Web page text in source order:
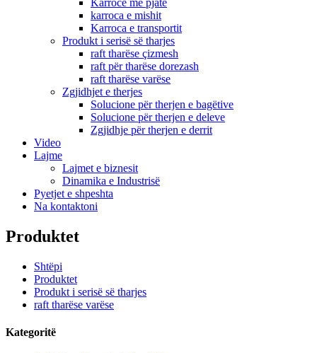
Karrocë me pjatë
karroca e mishit
Karroca e transportit
Produkt i serisë së tharjes
raft tharëse çizmesh
raft për tharëse dorezash
raft tharëse varëse
Zgjidhjet e therjes
Solucione për therjen e bagëtive
Solucione për therjen e deleve
Zgjidhje për therjen e derrit
Video
Lajme
Lajmet e biznesit
Dinamika e Industrisë
Pyetjet e shpeshta
Na kontaktoni
Produktet
Shtëpi
Produktet
Produkt i serisë së tharjes
raft tharëse varëse
Kategoritë